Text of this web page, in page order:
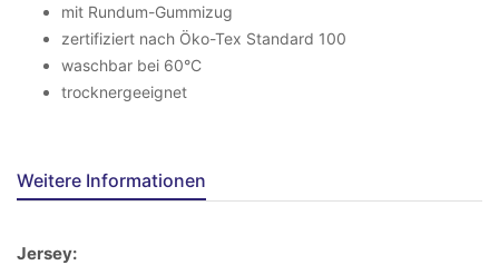
mit Rundum-Gummizug
zertifiziert nach Öko-Tex Standard 100
waschbar bei 60°C
trocknergeeignet
Weitere Informationen
Jersey: